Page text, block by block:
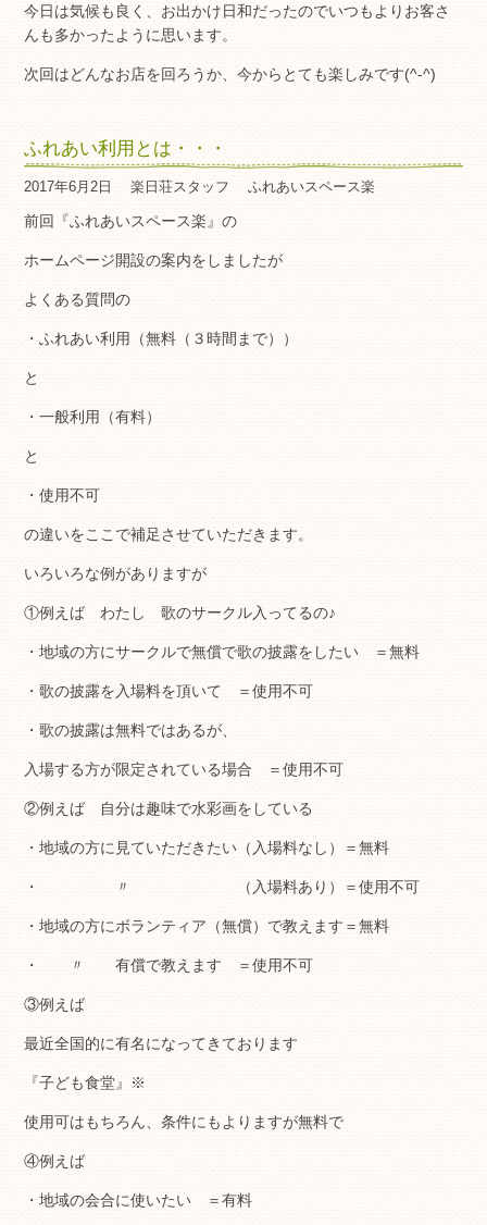
今日は気候も良く、お出かけ日和だったのでいつもよりお客さ
んも多かったように思います。
次回はどんなお店を回ろうか、今からとても楽しみです(^-^)
ふれあい利用とは・・・
2017年6月2日 楽日荘スタッフ ふれあいスペース楽
前回『ふれあいスペース楽』の
ホームページ開設の案内をしましたが
よくある質問の
・ふれあい利用（無料（３時間まで））
と
・一般利用（有料）
と
・使用不可
の違いをここで補足させていただきます。
いろいろな例がありますが
①例えば わたし 歌のサークル入ってるの♪
・地域の方にサークルで無償で歌の披露をしたい ＝無料
・歌の披露を入場料を頂いて ＝使用不可
・歌の披露は無料ではあるが、
入場する方が限定されている場合 ＝使用不可
②例えば 自分は趣味で水彩画をしている
・地域の方に見ていただきたい（入場料なし）＝無料
・ 〃 （入場料あり）＝使用不可
・地域の方にボランティア（無償）で教えます＝無料
・ 〃 有償で教えます ＝使用不可
③例えば
最近全国的に有名になってきております
『子ども食堂』※
使用可はもちろん、条件にもよりますが無料で
④例えば
・地域の会合に使いたい ＝有料